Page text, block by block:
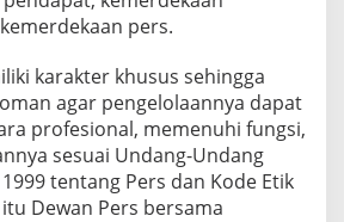
pers.
karakter khusus sehingga
agar pengelolaannya dapat
profesional, memenuhi fungsi,
sesuai Undang-Undang
tentang Pers dan Kode Etik
Dewan Pers bersama